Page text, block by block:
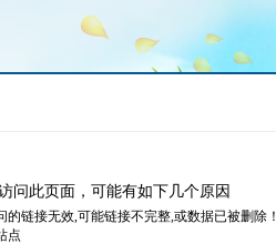
问此页面，可能有如下几个原因
链接无效,可能链接不完整,或数据已被删除！
点